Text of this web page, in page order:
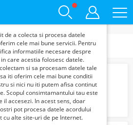
Categorii
incepere lucrari renovare PNRR
cu vanzatorul
tale. De asemenea, aceste
traffic-ului pe site-ul
de a colecta si procesa datele
cele mai bune servicii. Pentru
informatiile necesare despre
care acestia folosesc datele.
si sa procesam datele tale
iti oferim cele mai bune conditii
si nici nu iti putem afisa continut
Scopul consimtamantului tau este
il accesezi. In acest sens, doar
pot procesa datele acordului
cu alte site-uri de pe Internet.